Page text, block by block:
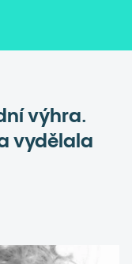
výhra.
vydělala